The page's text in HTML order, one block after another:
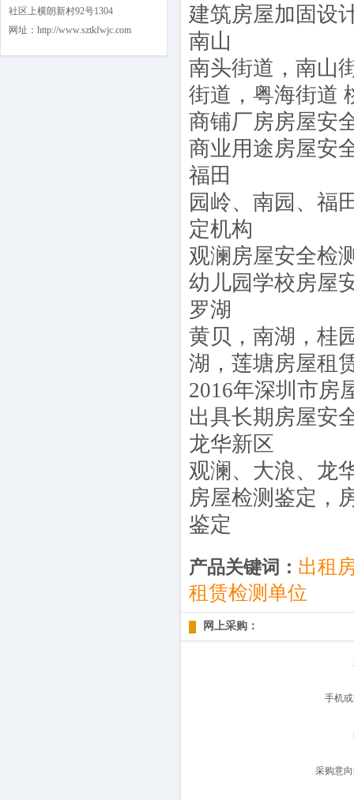
社区上横朗新村92号1304
网址：http://www.sztkfwjc.com
建筑房屋加固设
南山
南头街道，南山
街道，粤海街道
商铺厂房房屋安
商业用途房屋安
福田
园岭、南园、福
定机构
观澜房屋安全检
幼儿园学校房屋
罗湖
黄贝，南湖，桂
湖，莲塘房屋租
2016年深圳市房
出具长期房屋安
龙华新区
观澜、大浪、龙
房屋检测鉴定，
鉴定
产品关键词： 出租
租赁检测单位
网上采购：
手机
采购意